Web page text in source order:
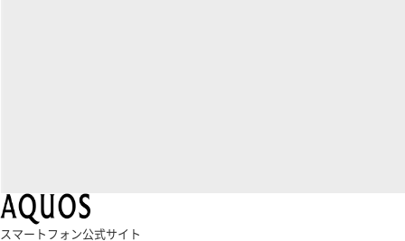
スマートフォン公式サイト